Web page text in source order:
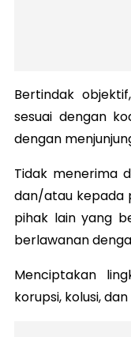
Bertindak
sesuai dengan
dengan
Tidak menerima
dan/atau kepada
pihak lain yang
berlawanan
Menciptakan
korupsi, kolusi,